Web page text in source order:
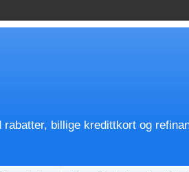
billige kredittkort og